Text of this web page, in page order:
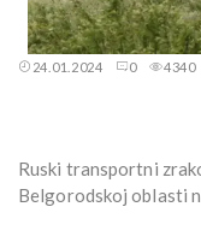
24.01.2024 0 4340
Ruski transportni
Belgorodskoj oblasti